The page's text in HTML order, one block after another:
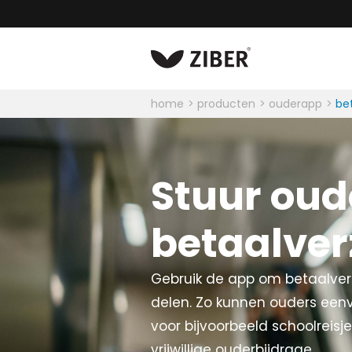
home producten ouderapp
Stuur
Gebruik de app om
delen. Zo kunnen ouders
voor bijvoorbeeld